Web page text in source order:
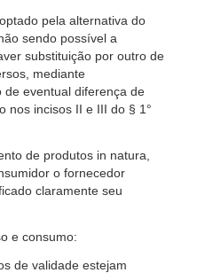
pela alternativa do
sendo possível a
substituição por outro de
mediante
de eventual diferença de
nos incisos II e III do § 1°
de produtos in natura,
o fornecedor
claramente seu
e consumo:
de validade estejam